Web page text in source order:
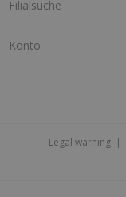
Filialsuche
Konto
Legal warning|